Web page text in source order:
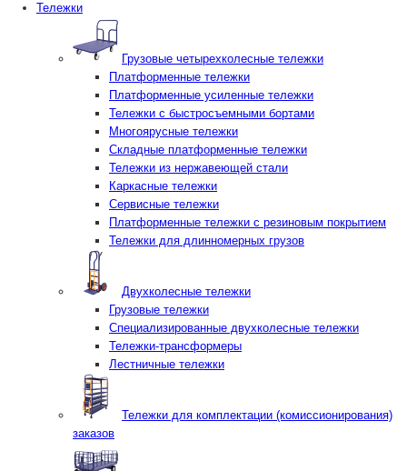
Тележки
Грузовые четырехколесные тележки
Платформенные тележки
Платформенные усиленные тележки
Тележки с быстросъемными бортами
Многоярусные тележки
Складные платформенные тележки
Тележки из нержавеющей стали
Каркасные тележки
Сервисные тележки
Платформенные тележки с резиновым покрытием
Тележки для длинномерных грузов
Двухколесные тележки
Грузовые тележки
Специализированные двухколесные тележки
Тележки-трансформеры
Лестничные тележки
Тележки для комплектации (комиссионирования)
заказов